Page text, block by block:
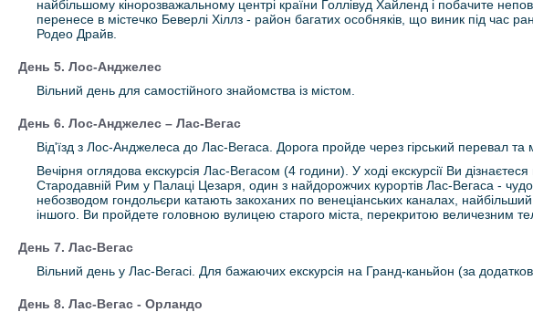
найбільшому кінорозважальному центрі країни Голлівуд Хайленд і побачите
перенесе в містечко Беверлі Хіллз - район багатих особняків, що виник під час
Родео Драйв.
День 5. Лос-Анджелес
Вільний день для самостійного знайомства із містом.
День 6. Лос-Анджелес – Лас-Вегас
Від'їзд з Лос-Анджелеса до Лас-Вегаса. Дорога пройде через гірський перевал
Вечірня оглядова екскурсія Лас-Вегасом (4 години). У ході екскурсії Ви
Стародавній Рим у Палаці Цезаря, один з найдорожчих курортів Лас-Вегаса -
небозводом гондольєри катають закоханих по венеціанських каналах,
іншого. Ви пройдете головною вулицею старого міста, перекритою величезним
День 7. Лас-Вегас
Вільний день у Лас-Вегасі. Для бажаючих екскурсія на Гранд-каньйон (за
День 8. Лас-Вегас - Орландо